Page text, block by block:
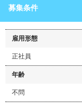
募集条件
雇用形態
正社員
年齢
不問